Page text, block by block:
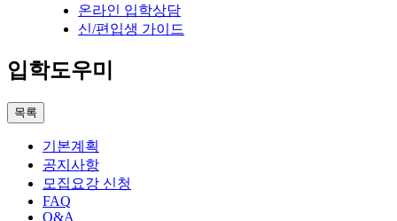
온라인 입학상담
신/편입생 가이드
입학도우미
목록
기본계획
공지사항
모집요강 신청
FAQ
Q&A